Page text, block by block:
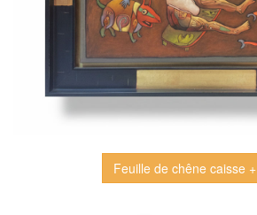
Feuille de chêne caisse